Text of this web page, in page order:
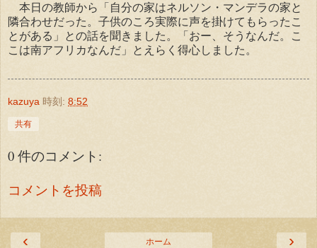
本日の教師から「自分の家はネルソン・マンデラの家と
隣合わせだった。子供のころ実際に声を掛けてもらったこ
とがある」との話を聞きました。「おー、そうなんだ。こ
こは南アフリカなんだ」とえらく得心しました。
kazuya 時刻: 8:52
共有
0 件のコメント:
コメントを投稿
‹ ›
ホーム